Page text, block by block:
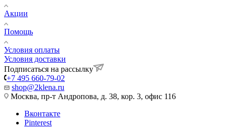
Акции
Помощь
Условия оплаты
Условия доставки
Подписаться на рассылку
+7 495 660-79-02
shop@2klena.ru
Москва, пр-т Андропова, д. 38, кор. 3, офис 116
Вконтакте
Pinterest